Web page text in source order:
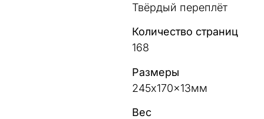
Твёрдый переплёт
Количество страниц
168
Размеры
245x170x13мм
Вес